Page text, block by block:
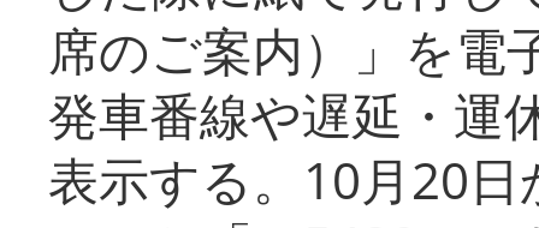
席のご案内）」を電
発車番線や遅延・運
表示する。10月20